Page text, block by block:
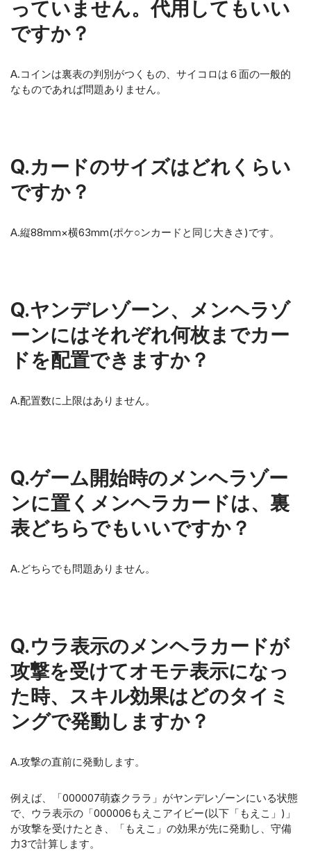
っていません。代用してもいい
ですか？
A.コインは裏表の判別がつくもの、サイコロは６面の一般的
なものであれば問題ありません。
Q.カードのサイズはどれくらい
ですか？
A.縦88mm×横63mm(ポケ○ンカードと同じ大きさ)です。
Q.ヤンデレゾーン、メンヘラゾ
ーンにはそれぞれ何枚までカー
ドを配置できますか？
A.配置数に上限はありません。
Q.ゲーム開始時のメンヘラゾー
ンに置くメンヘラカードは、裏
表どちらでもいいですか？
A.どちらでも問題ありません。
Q.ウラ表示のメンヘラカードが
攻撃を受けてオモテ表示になっ
た時、スキル効果はどのタイミ
ングで発動しますか？
A.攻撃の直前に発動します。
例えば、「000007萌森クララ」がヤンデレゾーンにいる状態
で、ウラ表示の「000006もえこアイビー(以下「もえこ」)」
が攻撃を受けたとき、「もえこ」の効果が先に発動し、守備
力3で計算します。